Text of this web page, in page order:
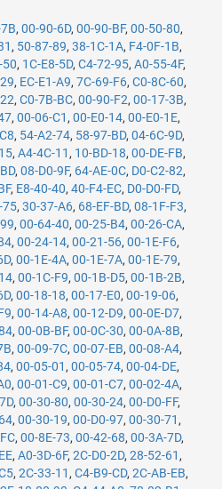
, 00-90-6D, 00-90-BF, 00-50-80,
, 50-87-89, 38-1C-1A, F4-0F-1B,
50, 1C-E8-5D, C4-72-95, A0-55-4F,
, EC-E1-A9, 7C-69-F6, C0-8C-60,
, C0-7B-BC, 00-90-F2, 00-17-3B,
, 00-06-C1 , 00-E0-14, 00-E0-1E,
, 54-A2-74, 58-97-BD, 04-6C-9D,
, A4-4C-11 , 10-BD-18, 00-DE-FB,
, 08-D0-9F, 64-AE-0C, D0-C2-82,
, E8-40-40, 40-F4-EC, D0-D0-FD,
75, 30-37-A6, 68-EF-BD, 08-1F-F3,
, 00-64-40, 00-25-B4, 00-26-CA,
, 00-24-14, 00-21-56, 00-1E-F6,
, 00-1E-4A, 00-1E-7A, 00-1E-79,
, 00-1C-F9, 00-1B-D5, 00-1B-2B,
, 00-18-18, 00-17-E0, 00-19-06,
, 00-14-A8, 00-12-D9, 00-0E-D7,
, 00-0B-BF, 00-0C-30, 00-0A-8B,
, 00-09-7C, 00-07-EB, 00-08-A4,
, 00-05-01 , 00-05-74, 00-04-DE,
, 00-01-C9, 00-01-C7, 00-02-4A,
, 00-30-80, 00-30-24, 00-D0-FF,
, 00-30-19, 00-D0-97, 00-30-71 ,
, 00-8E-73, 00-42-68, 00-3A-7D,
, A0-3D-6F, 2C-D0-2D, 28-52-61 ,
, 2C-33-11 , C4-B9-CD, 2C-AB-EB,